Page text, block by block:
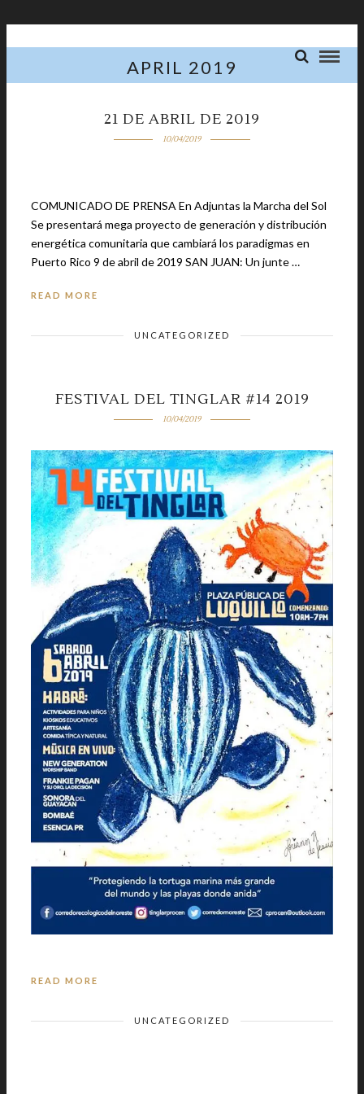
APRIL 2019
21 DE ABRIL DE 2019
10/04/2019
COMUNICADO DE PRENSA En Adjuntas la Marcha del Sol
Se presentará mega proyecto de generación y distribución
energética comunitaria que cambiará los paradigmas en
Puerto Rico 9 de abril de 2019 SAN JUAN: Un junte …
READ MORE
UNCATEGORIZED
FESTIVAL DEL TINGLAR #14 2019
10/04/2019
READ MORE
UNCATEGORIZED